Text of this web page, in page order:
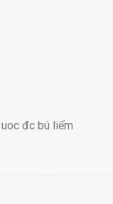
đc bú liếm